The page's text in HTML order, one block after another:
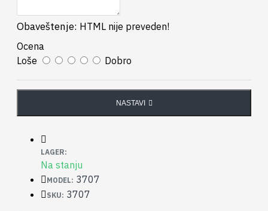
Obaveštenje: HTML nije preveden!
Ocena
Loše
Dobro
NASTAVI
LAGER:
Na stanju
MODEL: 3707
SKU: 3707